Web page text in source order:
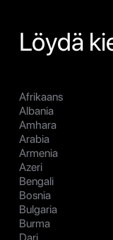
Löydä
Afrikaans
Albania
Amhara
Arabia
Armenia
Azeri
Bengali
Bosnia
Bulgaria
Burma